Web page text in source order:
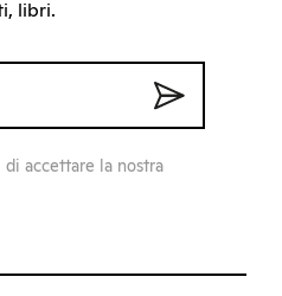
libri.
accettare la nostra